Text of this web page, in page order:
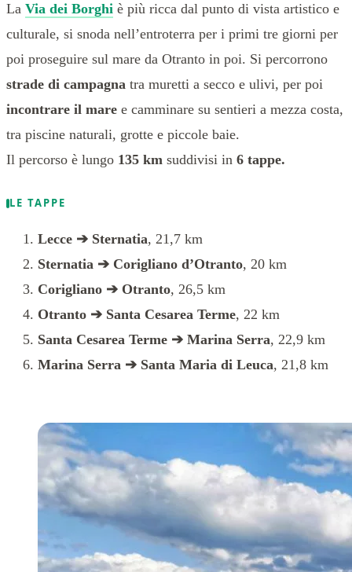
La Via dei Borghi è più ricca dal punto di vista artistico e
culturale, si snoda nell’entroterra per i primi tre giorni per
poi proseguire sul mare da Otranto in poi. Si percorrono
strade di campagna tra muretti a secco e ulivi, per poi
incontrare il mare e camminare su sentieri a mezza costa,
tra piscine naturali, grotte e piccole baie.
Il percorso è lungo 135 km suddivisi in 6 tappe.
LE TAPPE
Lecce ➔ Sternatia, 21,7 km
Sternatia ➔ Corigliano d’Otranto, 20 km
Corigliano ➔ Otranto, 26,5 km
Otranto ➔ Santa Cesarea Terme, 22 km
Santa Cesarea Terme ➔ Marina Serra, 22,9 km
Marina Serra ➔ Santa Maria di Leuca, 21,8 km